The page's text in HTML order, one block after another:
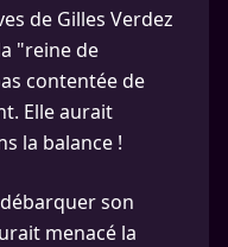
de Gilles Verdez
"reine de
contentée de
Elle aurait
la balance !
son
menacé la